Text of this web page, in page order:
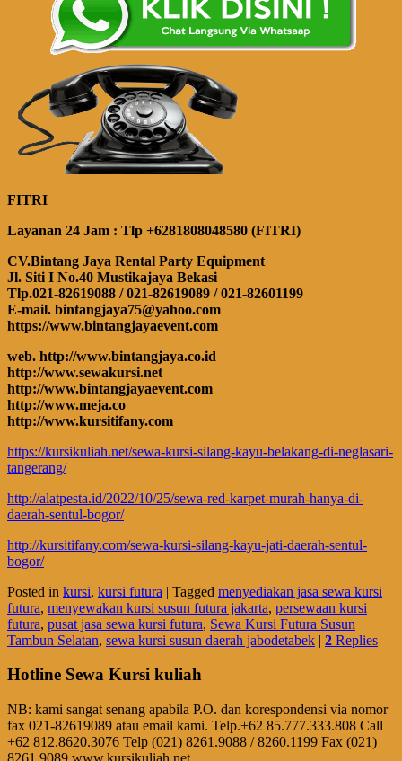
FITRI
Layanan 24 Jam : Tlp +6281808048580 (FITRI)
CV.Bintang Jaya Rental Party Equipment
Jl. Siti I No.40 Mustikajaya Bekasi
Tlp.021-82619088 / 021-82619089 / 021-82601199
E-mail. bintangjaya75@yahoo.com
https://www.bintangjayaevent.com
web. http://www.bintangjaya.co.id
http://www.sewakursi.net
http://www.bintangjayaevent.com
http://www.meja.co
http://www.kursitifany.com
https://kursikuliah.net/sewa-kursi-silang-kayu-belakang-di-neglasari-
tangerang/
http://alatpesta.id/2022/10/25/sewa-red-karpet-murah-hanya-di-
daerah-sentul-bogor/
http://kursitifany.com/sewa-kursi-silang-kayu-jati-daerah-sentul-
bogor/
Posted in kursi, kursi futura | Tagged menyediakan jasa sewa kursi
futura, menyewakan kursi susun futura jakarta, persewaan kursi
futura, pusat jasa sewa kursi futura, Sewa Kursi Futura Susun
Tambun Selatan, sewa kursi susun daerah jabodetabek | 2 Replies
Hotline Sewa Kursi kuliah
NB: kami sangat senang apabila P.O. dan korespondensi via nomor
fax 021-82619089 atau email kami. Telp.+62 85.777.333.808 Call
+62 812.8620.3076 Telp (021) 8261.9088 / 8260.1199 Fax (021)
8261.9089 www.kursikuliah.net